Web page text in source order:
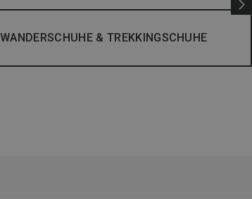
WANDERSCHUHE & TREKKINGSCHUHE